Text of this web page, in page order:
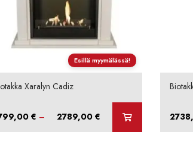
Esillä myymälässä!
Xaralyn Cadiz
€ – 2789,00 €Hintaluokka: